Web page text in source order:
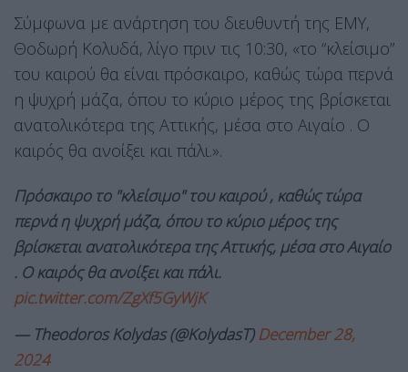
Σύμφωνα με ανάρτηση του διευθυντή της ΕΜΥ,
Θοδωρή Κολυδά, λίγο πριν τις 10:30, «το “κλείσιμο”
του καιρού θα είναι πρόσκαιρο, καθώς τώρα περνά
η ψυχρή μάζα, όπου το κύριο μέρος της βρίσκεται
ανατολικότερα της Αττικής, μέσα στο Αιγαίο . Ο
καιρός θα ανοίξει και πάλι.».
Πρόσκαιρο το "κλείσιμο" του καιρού , καθώς τώρα
περνά η ψυχρή μάζα, όπου το κύριο μέρος της
βρίσκεται ανατολικότερα της Αττικής, μέσα στο Αιγαίο
. Ο καιρός θα ανοίξει και πάλι.
pic.twitter.com/ZgXf5GyWjK
— Theodoros Kolydas (@KolydasT) December 28,
2024